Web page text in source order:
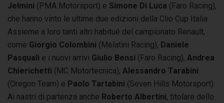
Jelmini (PMA Motorsport) e Simone Di Luca (Faro Racing),
che hanno vinto le ultime due edizioni della Clio Cup Italia.
Assieme a loro tanti altri habitué del campionato Renault,
come Giorgio Colombini (Melatini Racing), Daniele
Pasquali e i nuovi arrivi Giulio Bensi (Faro Racing), Andrea
Chierichetti (MC Motortecnica), Alessandro Tarabini
(Oregon Team) e Paolo Tartabini (Seven Hills Motorsport).
Ai nastri di partenza anche Roberto Albertini, titolare dello